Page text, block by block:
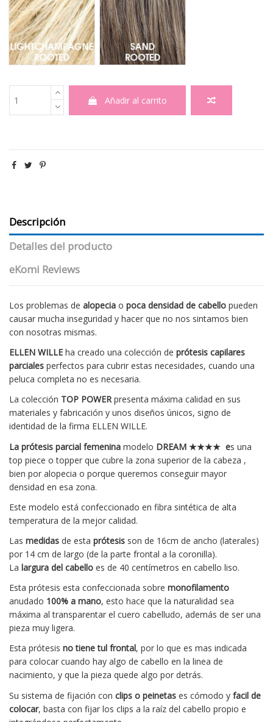
Añadir al carrito
Descripción
Detalles del producto
eKomi Reviews
Los problemas de alopecia o poca densidad de cabello pueden
causar mucha inseguridad y hacer que no nos sintamos bien
con nosotras mismas.
ELLEN WILLE ha creado una colección de prótesis capilares
parciales perfectos para cubrir estas necesidades, cuando una
peluca completa no es necesaria.
La colección TOP POWERpresenta máxima calidad en sus
materiales y fabricación y unos diseños únicos, signo de
identidad de la firma ELLEN WILLE.
La prótesis parcial femenina modelo DREAM ★★★★ es una
top piece o topper que cubre la zona superior de la cabeza ,
bien por alopecia o porque queremos conseguir mayor
densidad en esa zona.
Este modelo está confeccionado en fibra sintética de alta
temperatura de la mejor calidad.
Las medidas de esta prótesis son de 16cm de ancho (laterales)
por 14 cm de largo (de la parte frontal a la coronilla).
La largura del cabello es de 40 centímetros en cabello liso.
Esta prótesis esta confeccionada sobre monofilamento
anudado 100% a mano, esto hace que la naturalidad sea
máxima al transparentar el cuero cabelludo, además de ser una
pieza muy ligera.
Esta prótesis no tiene tul frontal, por lo que es mas indicada
para colocar cuando hay algo de cabello en la linea de
nacimiento, y que la pieza quede algo por detrás.
Su sistema de fijación con clips o peinetas es cómodo y facil de
colocar, basta con fijar los clips a la raíz del cabello propio e